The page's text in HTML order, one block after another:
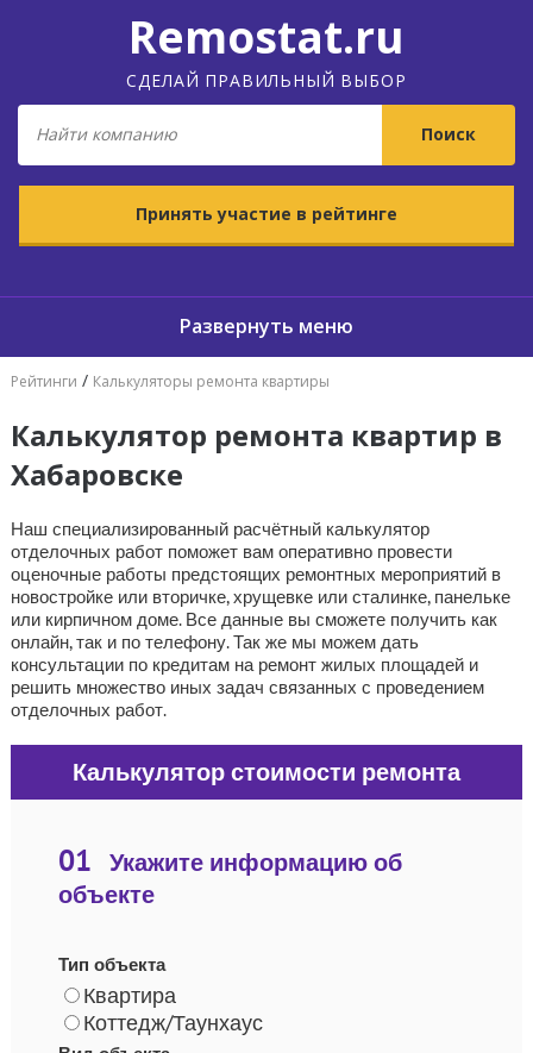
Remostat.ru
СДЕЛАЙ ПРАВИЛЬНЫЙ ВЫБОР
Принять участие в рейтинге
Рейтинги / Калькуляторы ремонта квартиры
Калькулятор ремонта квартир в
Хабаровске
Наш специализированный расчётный калькулятор
отделочных работ поможет вам оперативно провести
оценочные работы предстоящих ремонтных мероприятий в
новостройке или вторичке, хрущевке или сталинке, панельке
или кирпичном доме. Все данные вы сможете получить как
онлайн, так и по телефону. Так же мы можем дать
консультации по кредитам на ремонт жилых площадей и
решить множество иных задач связанных с проведением
отделочных работ.
Калькулятор стоимости ремонта
01
Укажите информацию об
объекте
Тип объекта
Квартира
Коттедж/Таунхаус